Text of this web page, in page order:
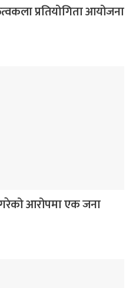
प्रतियोगिता आयोजना
आरोपमा एक जना